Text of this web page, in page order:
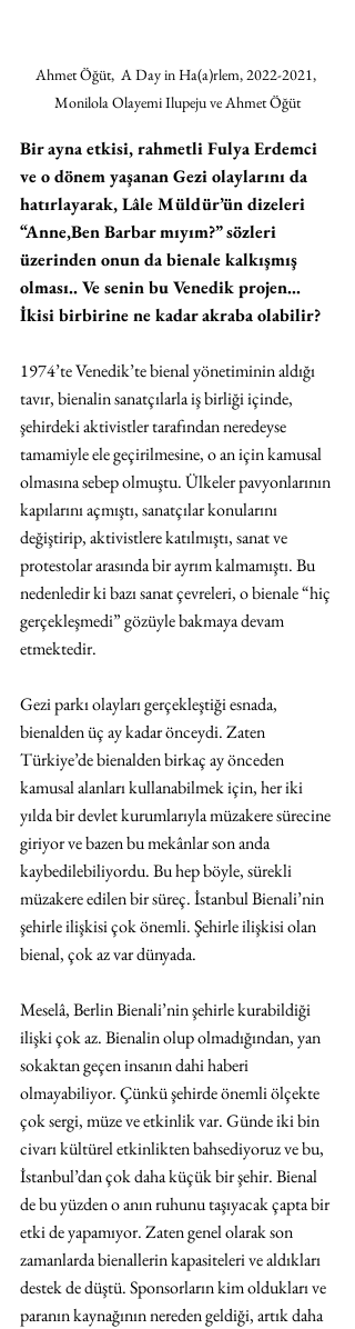
Ahmet Öğüt,  A Day in Ha(a)rlem, 2022-2021,
Monilola Olayemi Ilupeju ve Ahmet Öğüt
Bir ayna etkisi, rahmetli Fulya Erdemci
ve o dönem yaşanan Gezi olaylarını da
hatırlayarak, Lâle Müldür’ün dizeleri
“Anne,Ben Barbar mıyım?” sözleri
üzerinden onun da bienale kalkışmış
olması.. Ve senin bu Venedik projen…
İkisi birbirine ne kadar akraba olabilir?
1974’te Venedik’te bienal yönetiminin aldığı
tavır, bienalin sanatçılarla iş birliği içinde,
şehirdeki aktivistler tarafından neredeyse
tamamiyle ele geçirilmesine, o an için kamusal
olmasına sebep olmuştu. Ülkeler pavyonlarının
kapılarını açmıştı, sanatçılar konularını
değiştirip, aktivistlere katılmıştı, sanat ve
protestolar arasında bir ayrım kalmamıştı. Bu
nedenledir ki bazı sanat çevreleri, o bienale “hiç
gerçekleşmedi” gözüyle bakmaya devam
etmektedir.
Gezi parkı olayları gerçekleştiği esnada,
bienalden üç ay kadar önceydi. Zaten
Türkiye’de bienalden birkaç ay önceden
kamusal alanları kullanabilmek için, her iki
yılda bir devlet kurumlarıyla müzakere sürecine
giriyor ve bazen bu mekânlar son anda
kaybedilebiliyordu. Bu hep böyle, sürekli
müzakere edilen bir süreç. İstanbul Bienali’nin
şehirle ilişkisi çok önemli. Şehirle ilişkisi olan
bienal, çok az var dünyada.
Meselâ, Berlin Bienali’nin şehirle kurabildiği
ilişki çok az. Bienalin olup olmadığından, yan
sokaktan geçen insanın dahi haberi
olmayabiliyor. Çünkü şehirde önemli ölçekte
çok sergi, müze ve etkinlik var. Günde iki bin
civarı kültürel etkinlikten bahsediyoruz ve bu,
İstanbul’dan çok daha küçük bir şehir. Bienal
de bu yüzden o anın ruhunu taşıyacak çapta bir
etki de yapamıyor. Zaten genel olarak son
zamanlarda bienallerin kapasiteleri ve aldıkları
destek de düştü. Sponsorların kim oldukları ve
paranın kaynağının nereden geldiği, artık daha